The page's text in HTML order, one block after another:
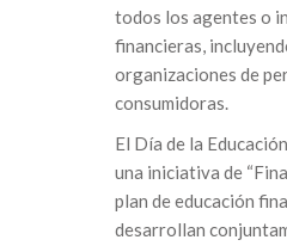
todos los agentes o
financieras,
organizaciones de
consumidoras.
El Día de la
una iniciativa de
plan de educación
desarrollan